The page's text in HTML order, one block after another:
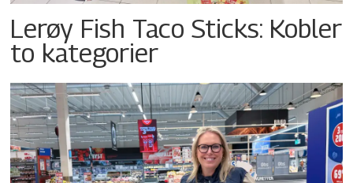
Lerøy Fish Taco Sticks: Kobler
to kategorier